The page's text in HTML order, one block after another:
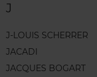
J
J-LOUIS SCHERRER
JACADI
JACQUES BOGART